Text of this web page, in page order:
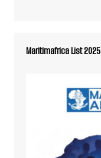
Maritimafrica List 2025